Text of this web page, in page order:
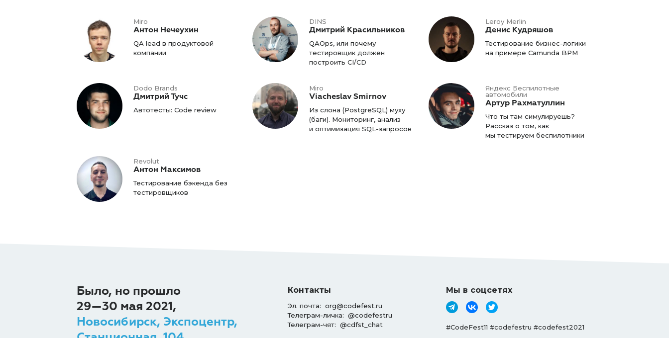
Miro
Антон Нечеухин
QA lead в продуктовой
компании
DINS
Дмитрий Красильников
QAOps, или почему
тестировщик должен
построить CI/CD
Leroy Merlin
Денис Кудряшов
Тестирование бизнес-логики
на примере Camunda BPM
Dodo Brands
Дмитрий Тучс
Автотесты: Code review
Miro
Viacheslav Smirnov
Из слона (PostgreSQL) муху
(баги). Мониторинг, анализ
и оптимизация SQL-запросов
Яндекс Беспилотные
автомобили
Артур Рахматуллин
Что ты там симулируешь?
Рассказ о том, как
мы тестируем беспилотники
Revolut
Антон Максимов
Тестирование бэкенда без
тестировщиков
Было, но прошло
29—30 мая 2021,
Новосибирск, Экспоцентр,
Контакты
Эл. почта: org@codefest.ru
Телеграм-личка: @codefestru
Телеграм-чят: @cdfst_chat
Мы в соцсетях
#CodeFest11 #codefestru #codefest2021